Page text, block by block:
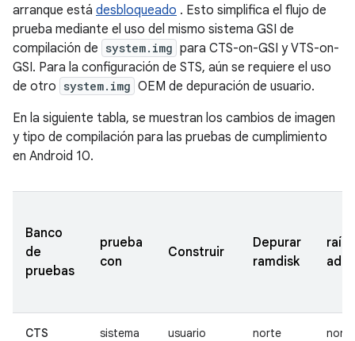
arranque está desbloqueado . Esto simplifica el flujo de
prueba mediante el uso del mismo sistema GSI de
compilación de system.img para CTS-on-GSI y VTS-on-
GSI. Para la configuración de STS, aún se requiere el uso
de otro system.img OEM de depuración de usuario.
En la siguiente tabla, se muestran los cambios de imagen
y tipo de compilación para las pruebas de cumplimiento
en Android 10.
Banco
de
pruebas
prueba
con
Construir
Depurar
ramdisk
raíz
adb?
CTS
sistema
usuario norte norte